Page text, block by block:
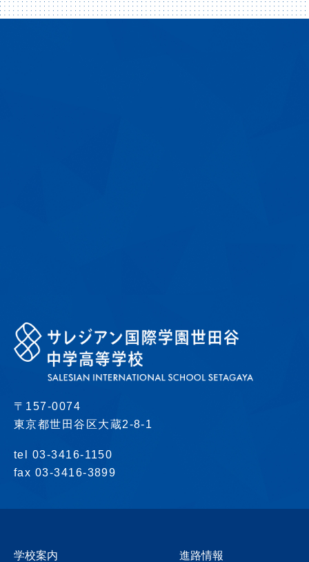
〒157-0074
東京都世田谷区大蔵2-8-1
tel 03-3416-1150
fax 03-3416-3899
学校案内 進路情報